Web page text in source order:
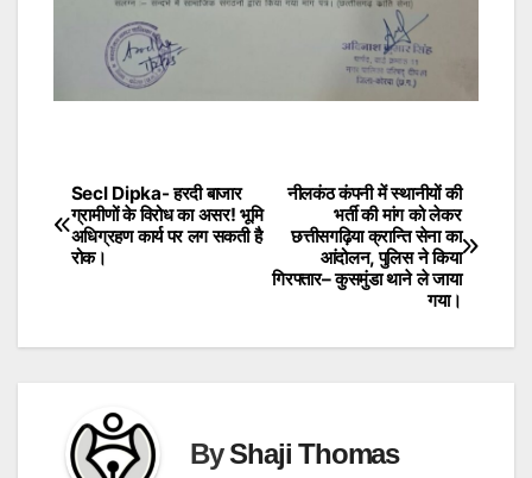
Post
navigation
नीलकंठ कंपनी में स्थानीयों की
भर्ती की मांग को लेकर
छत्तीसगढ़िया क्रान्ति सेना का
आंदोलन, पुलिस ने किया
गिरफ्तार– कुसमुंडा थाने ले जाया
गया।
Secl Dipka- हरदी बाजार
ग्रामीणों के विरोध का असर! भूमि
अधिग्रहण कार्य पर लग सकती है
रोक।
ByShaji Thomas